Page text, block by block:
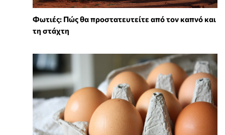
Φωτιές: Πώς θα προστατευτείτε από τον καπνό και
τη στάχτη